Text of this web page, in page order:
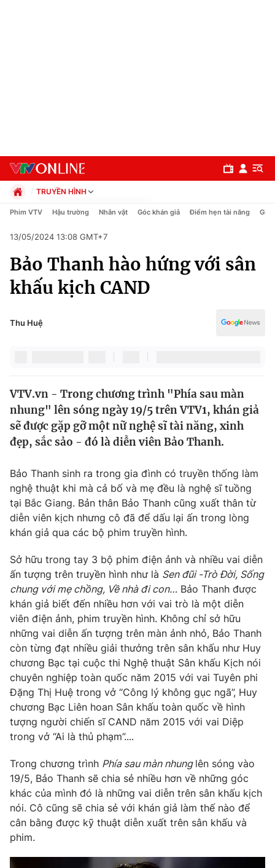
Chuyên mục
Chính trị
Thế giới
Tin tức
Thế giới đó đây
Câu chuyện quốc tế
Tài chính
Thị trường
Góc doanh nghiệp
Dữ liệu và đời sống
Truyền hình
Phim VTV
Hậu trường
Nhân vật
Khán giả
Giải sao mai
Giải trí
Điện ảnh
Âm nhạc
Sao
Đời sống
Du lịch
Làm đẹp
Chất lượng cuộc sống
Giáo dục
Tuyển sinh
Học trực tuyến
Công nghệ
Hitech Công nghệ tương lai
Sản phẩm
Thị trường
Tư vấn
Giao lưu trực tuyến
Lịch phát sóng
Chuyên mục khác
Emagazine Podcast
Photo
TRUYỀN HÌNH
Chính trị
Pháp luật
Kinh tế
Thể thao
Truyền hình
Y tế
Phim VTV Hậu trường Nhân vật Góc khán giả Điểm hẹn tài năng Giải
13/05/2024 13:08 GMT+7
Bảo Thanh hào hứng với sân
khấu kịch CAND
Thu Huệ
VTV.vn - Trong chương trình "Phía sau màn
nhung" lên sóng ngày 19/5 trên VTV1, khán giả
sẽ được gặp gỡ một nữ nghệ sĩ tài năng, xinh
đẹp, sắc sảo - đó là diễn viên Bảo Thanh.
Bảo Thanh sinh ra trong gia đình có truyền thống làm
nghệ thuật khi mà cả bố và mẹ đều là nghệ sĩ tuồng
tại Bắc Giang. Bản thân Bảo Thanh cũng xuất thân từ
diễn viên kịch nhưng cô đã để dấu lại ấn trong lòng
khán giả qua các bộ phim truyền hình.
Sở hữu trong tay 3 bộ phim điện ảnh và nhiều vai diễn
ấn tượng trên truyền hình như là Sen đũi -Trò Đời, Sống
chung với mẹ chồng, Về nhà đi con… Bảo Thanh được
khán giả biết đến nhiều hơn với vai trò là một diễn
viên điện ảnh, phim truyền hình. Không chỉ sở hữu
những vai diễn ấn tượng trên màn ảnh nhỏ, Bảo Thanh
còn từng đạt nhiều giải thưởng trên sân khấu như Huy
chương Bạc tại cuộc thi Nghệ thuật Sân khấu Kịch nói
chuyên nghiệp toàn quốc năm 2015 với vai Tuyên phi
Đặng Thị Huệ trong vở “Công lý không gục ngã”, Huy
chương Bạc Liên hoan Sân khấu toàn quốc về hình
tượng người chiến sĩ CAND năm 2015 với vai Diệp
trong vở “Ai là thủ phạm”....
Trong chương trình Phía sau màn nhung lên sóng vào
19/5, Bảo Thanh sẽ chia sẻ nhiều hơn về những góc
khác của mình đó là những vai diễn trên sân khấu kịch
nói. Cô cũng sẽ chia sẻ với khán giả làm thế nào để
cân bằng được kỹ thuật diễn xuất trên sân khấu và
phim.